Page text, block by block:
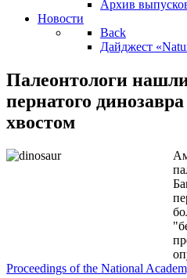
Архив
Новости
Back
Дайджест
Палеонтологи
пернатого
хвостом
Proceedings of the National